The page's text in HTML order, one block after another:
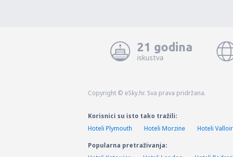
21 godina
iskustva
Copyright © eSky.hr. Sva prava pridržana.
Korisnici su isto tako tražili:
Hoteli Plymouth
Hoteli Morzine Hoteli
Popularna pretraživanja: